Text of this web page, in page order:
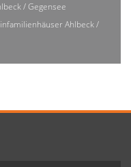
/ Gegensee
Ahlbeck /